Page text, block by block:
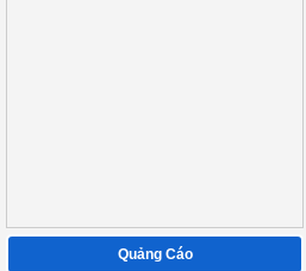
Quảng Cáo